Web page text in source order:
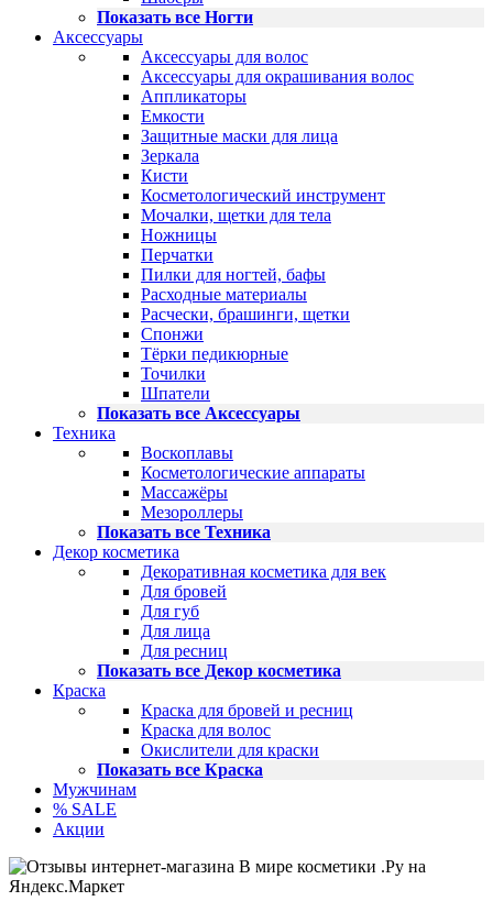
Показать все Ногти
Аксессуары
Аксессуары для волос
Аксессуары для окрашивания волос
Аппликаторы
Емкости
Защитные маски для лица
Зеркала
Кисти
Косметологический инструмент
Мочалки, щетки для тела
Ножницы
Перчатки
Пилки для ногтей, бафы
Расходные материалы
Расчески, брашинги, щетки
Спонжи
Тёрки педикюрные
Точилки
Шпатели
Показать все Аксессуары
Техника
Воскоплавы
Косметологические аппараты
Массажёры
Мезороллеры
Показать все Техника
Декор косметика
Декоративная косметика для век
Для бровей
Для губ
Для лица
Для ресниц
Показать все Декор косметика
Краска
Краска для бровей и ресниц
Краска для волос
Окислители для краски
Показать все Краска
Мужчинам
% SALE
Акции